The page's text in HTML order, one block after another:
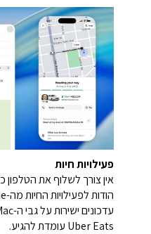
פעילויות חיות
אין צורך לשלוף את הטלפון
Uber Eats עומדת להגיע.